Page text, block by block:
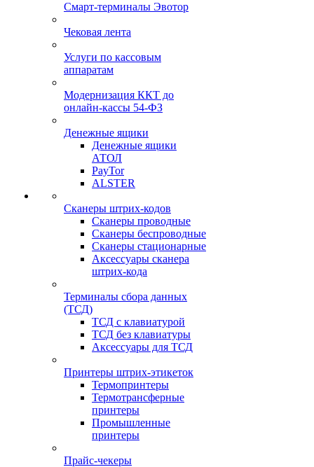
Смарт-терминалы Эвотор
Чековая лента
Услуги по кассовым
аппаратам
Модернизация ККТ до
онлайн-кассы 54-ФЗ
Денежные ящики
Денежные ящики
АТОЛ
PayTor
ALSTER
Сканеры штрих-кодов
Сканеры проводные
Сканеры беспроводные
Сканеры стационарные
Аксессуары сканера
штрих-кода
Терминалы сбора данных
(ТСД)
ТСД с клавиатурой
ТСД без клавиатуры
Аксессуары для ТСД
Принтеры штрих-этикеток
Термопринтеры
Термотрансферные
принтеры
Промышленные
принтеры
Прайс-чекеры